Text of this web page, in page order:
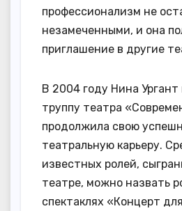
профессионализм не
незамеченными, и она
приглашение в другие
В 2004 году Нина Ургант
труппу театра
продолжила свою
театральную карьеру.
известных ролей,
театре, можно назвать
спектаклях «Концерт